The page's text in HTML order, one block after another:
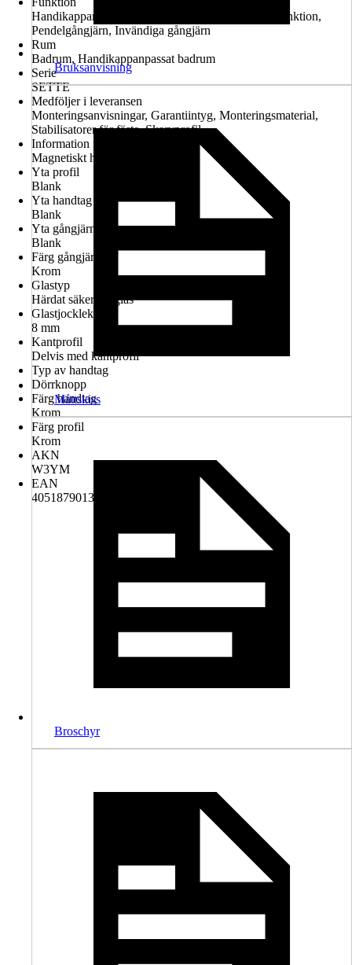
Handikappanpassad montering möjlig, Lyft-sänk-funktion,
Pendelgångjärn, Invändiga gångjärn
Rum
Badrum, Handikappanpassat badrum
Serie
SETTE
Medföljer i leveransen
Monteringsanvisningar, Garantiintyg, Monteringsmaterial,
Stabilisatorer för fäste, Skarvprofil
Information
Magnetiskt handtag
Yta profil
Blank
Yta handtag
Blank
Yta gångjärn
Blank
Färg gångjärn
Krom
Glastyp
Härdat säkerhetsglas
Glastjocklek
8 mm
Kantprofil
Delvis med kantprofil
Typ av handtag
Dörrknopp
Färg handtag
Krom
Färg profil
Krom
AKN
W3YM
EAN
4051879013246
Bruksanvisning
Måttskiss
Broschyr